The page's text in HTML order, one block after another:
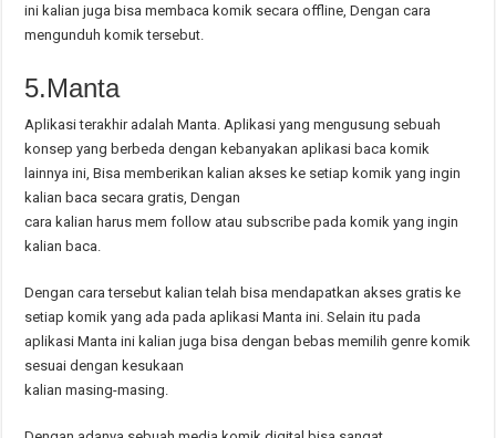
ini kalian juga bisa membaca komik secara offline, Dengan cara
mengunduh komik tersebut.
5.Manta
Aplikasi terakhir adalah Manta. Aplikasi yang mengusung sebuah
konsep yang berbeda dengan kebanyakan aplikasi baca komik
lainnya ini, Bisa memberikan kalian akses ke setiap komik yang ingin
kalian baca secara gratis, Dengan
cara kalian harus mem follow atau subscribe pada komik yang ingin
kalian baca.
Dengan cara tersebut kalian telah bisa mendapatkan akses gratis ke
setiap komik yang ada pada aplikasi Manta ini. Selain itu pada
aplikasi Manta ini kalian juga bisa dengan bebas memilih genre komik
sesuai dengan kesukaan
kalian masing-masing.